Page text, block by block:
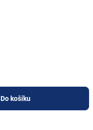
Do košíku